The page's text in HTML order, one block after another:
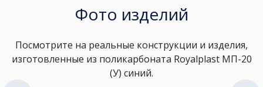
Фото изделий
Посмотрите на реальные конструкции и изделия,
изготовленные из поликарбоната Royalplast МП-20
(У) синий.